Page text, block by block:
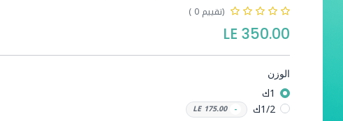
(تقييم 0 )
350.00
الوزن
1ك
1/2ك
-
175.00
LE